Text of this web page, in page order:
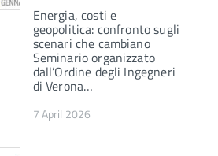
Energia, costi e
geopolitica: confronto sugli
scenari che cambiano
Seminario organizzato
dall’Ordine degli Ingegneri
di Verona…
7 April 2026